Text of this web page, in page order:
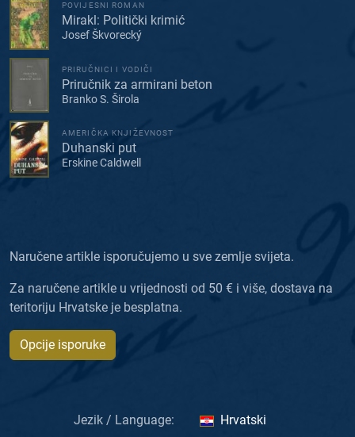
POVIJESNI ROMAN
Mirakl: Politički krimić
Josef Škvorecký
PRIRUČNICI I VODIČI
Priručnik za armirani beton
Branko S. Širola
AMERIČKA KNJIŽEVNOST
Duhanski put
Erskine Caldwell
Naručene artikle isporučujemo u sve zemlje svijeta.
Za naručene artikle u vrijednosti od 50 € i više, dostava na
teritoriju Hrvatske je besplatna.
Opcije isporuke
Jezik / Language: Hrvatski